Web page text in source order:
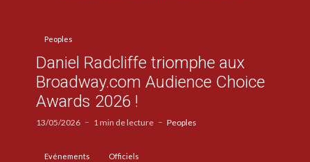
Peoples
Daniel Radcliffe triomphe aux
Broadway.com Audience Choice
Awards 2026 !
13/05/2026 1 min de lecture Peoples
Evénements Officiels